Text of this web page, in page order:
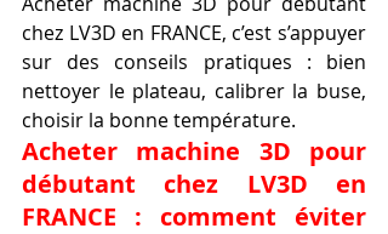
chez LV3D en FRANCE, c’est s’appuyer
sur des conseils pratiques : bien
nettoyer le plateau, calibrer la buse,
choisir la bonne température.
Acheter machine 3D pour
débutant chez LV3D en
FRANCE : comment éviter